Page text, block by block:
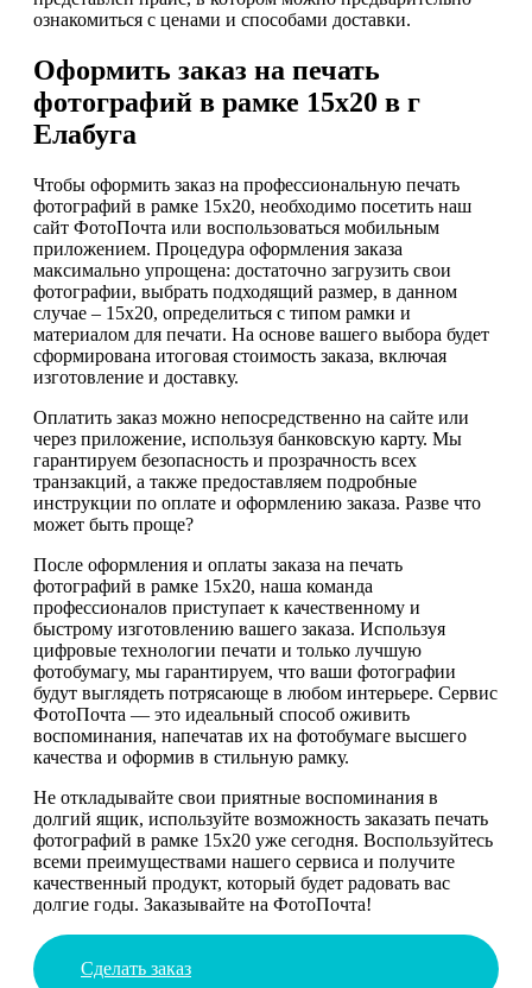
ознакомиться с ценами и способами доставки.
Оформить заказ на печать
фотографий в рамке 15х20 в г
Елабуга
Чтобы оформить заказ на профессиональную печать
фотографий в рамке 15х20, необходимо посетить наш
сайт ФотоПочта или воспользоваться мобильным
приложением. Процедура оформления заказа
максимально упрощена: достаточно загрузить свои
фотографии, выбрать подходящий размер, в данном
случае – 15х20, определиться с типом рамки и
материалом для печати. На основе вашего выбора будет
сформирована итоговая стоимость заказа, включая
изготовление и доставку.
Оплатить заказ можно непосредственно на сайте или
через приложение, используя банковскую карту. Мы
гарантируем безопасность и прозрачность всех
транзакций, а также предоставляем подробные
инструкции по оплате и оформлению заказа. Разве что
может быть проще?
После оформления и оплаты заказа на печать
фотографий в рамке 15х20, наша команда
профессионалов приступает к качественному и
быстрому изготовлению вашего заказа. Используя
цифровые технологии печати и только лучшую
фотобумагу, мы гарантируем, что ваши фотографии
будут выглядеть потрясающе в любом интерьере. Сервис
ФотоПочта — это идеальный способ оживить
воспоминания, напечатав их на фотобумаге высшего
качества и оформив в стильную рамку.
Не откладывайте свои приятные воспоминания в
долгий ящик, используйте возможность заказать печать
фотографий в рамке 15х20 уже сегодня. Воспользуйтесь
всеми преимуществами нашего сервиса и получите
качественный продукт, который будет радовать вас
долгие годы. Заказывайте на ФотоПочта!
Сделать заказ